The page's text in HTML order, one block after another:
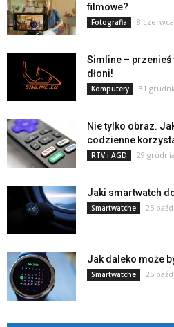
filmowe?
Fotografia 8
Simline –
dłoni!
Komputery 31
Nie tylko obraz.
codzienne
RTV i AGD 29
Jaki smartwatch
Smartwatche 25
Jak daleko może
Smartwatche 25